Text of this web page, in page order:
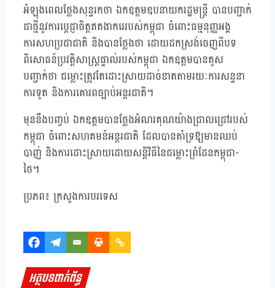
អំឡុងពេលថ្លែងសុន្ទរកថា ឯកឧត្តមឧបនាយករដ្ឋមន្ត្រី បានបញ្ជាក់
ជាថ្មីនូវការប្តេជ្ញាចិត្តឥតងាករេរបស់កម្ពុជា ចំពោះធម្មនុញ្ញអង្គ
ការសហប្រជាជាតិ និងបានថ្លែងថា ដោយដកស្រង់ចេញពីបទ
ពិសោធន៍ប្រវត្តិសាស្ត្រផ្ទាល់របស់កម្ពុជា ឯកឧត្តមបានគូស
បញ្ជាក់ថា ជម្លោះត្រូវតែដោះស្រាយដាច់ខាតតាមរយៈការសន្ទនា
ការទូត និងការគោរពច្បាប់អន្តរជាតិ។
មុននឹងបញ្ចប់ ឯកឧត្តមបានថ្លែងអំណរគុណយ៉ាងជ្រាលជ្រៅរបស់
កម្ពុជា ចំពោះសហគមន៍អន្តរជាតិ ដែលបានគាំទ្រឱ្យមានឈប់
បាញ់ និងការដោះស្រាយដោយសន្តិវិធីនៃជម្លោះព្រំដែនកម្ពុជា-
ថៃ។
ប្រភព៖ ក្រសួងការបរទេស
អត្ថបទពាក់ព័ន្ធ